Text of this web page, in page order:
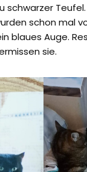
schwarzer
schon mal
blaues Auge.
sie.